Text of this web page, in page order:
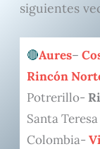
siguientes
Aures–
Rincón
Potrerillo-
Santa
Colombia-